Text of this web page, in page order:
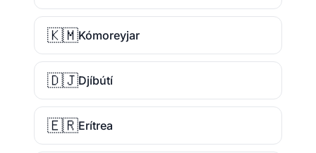
🇰🇲Kómoreyjar
🇩🇯Djíbútí
🇪🇷Erítrea